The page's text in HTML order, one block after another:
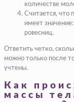
количестве
Считается, что
имеет
ровесниц.
Ответить четко,
можно только после
учтены.
Как
массы